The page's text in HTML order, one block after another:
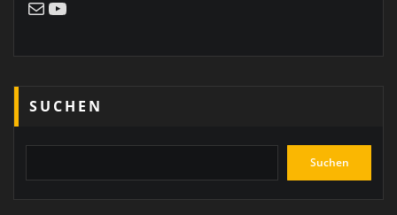
E-MailYouTube
SUCHEN
Suchen